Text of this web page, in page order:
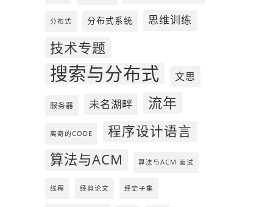
分布式 分布式系统 思维训练
技术专题
搜索与分布式 文思
服务器 未名湖畔 流年
离奇的CODE 程序设计语言
算法与ACM 算法与ACM 面试
线程 经典论文 经史子集